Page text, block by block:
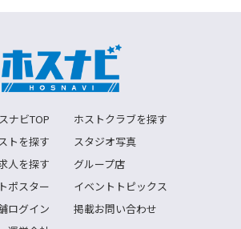
ナビTOP
ホストクラブを探す
トを探す
スタジオ写真
人を探す
グループ店
ポスター
イベントトピックス
ログイン
掲載お問い合わせ